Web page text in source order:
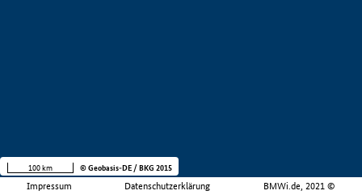
Impressum Datenschutzerklärung BMWi.de, 2021 ©
100 km © Geobasis-DE / BKG 2015